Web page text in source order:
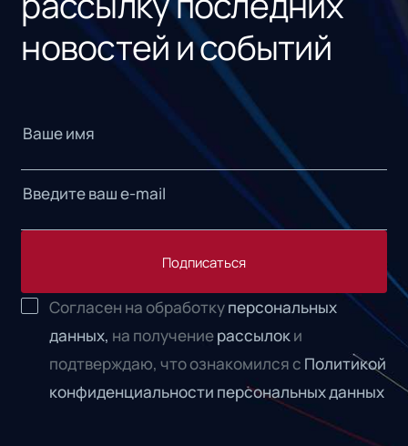
новостей и событий
Подписаться
Согласен на обработкуперсональных
данных, на получениерассылоки
подтверждаю, что ознакомился с Политикой
конфиденциальности персональных данных